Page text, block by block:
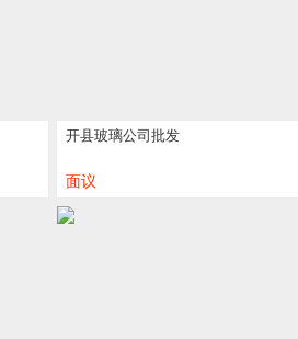
开县玻璃公司批发
面议